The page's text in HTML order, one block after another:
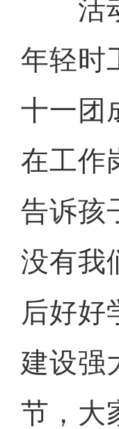
活动
年轻时
十一团
在工作
告诉孩
没有我
后好好
建设强
节，大